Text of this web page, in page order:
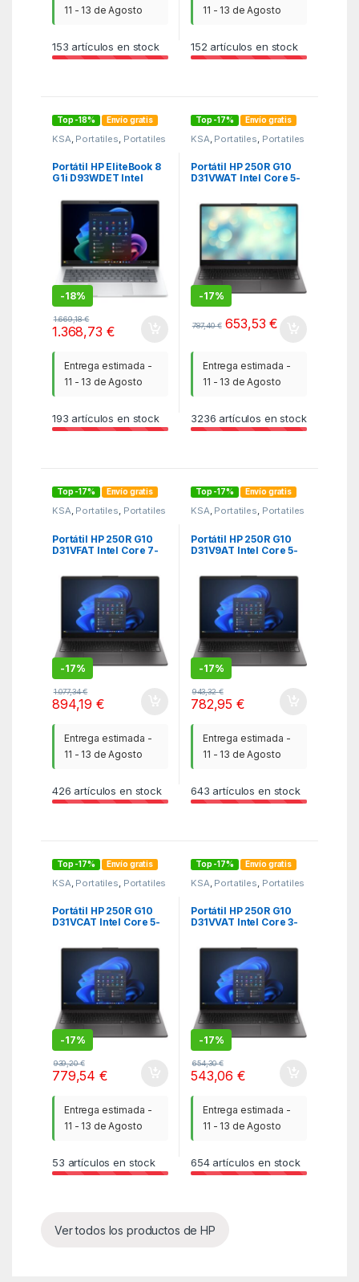
11 - 13 de Agosto
153 artículos en stock
11 - 13 de Agosto
152 artículos en stock
Top -18% Envío gratis
KSA, Portatiles, Portatiles
Portátil HP EliteBook 8
G1i D93WDET Intel
16GB/ 512GB SSD/ 14″/
Win11 Pro
-18%
1.669,18€
1.368,73 €
Entrega estimada -
11 - 13 de Agosto
193 artículos en stock
Top -17% Envío gratis
KSA, Portatiles, Portatiles
Portátil HP 250R G10
D31VWAT Intel Core 5-
SSD/ 15.6″/ Sin Sistema
Operativo
-17%
787,40€ 653,53€
Entrega estimada -
11 - 13 de Agosto
3236 artículos en stock
Top -17% Envío gratis
KSA, Portatiles, Portatiles
Portátil HP 250R G10
D31VFAT Intel Core 7-
-17%
1.077,34€
894,19€
Entrega estimada -
11 - 13 de Agosto
426 artículos en stock
Top -17% Envío gratis
KSA, Portatiles, Portatiles
Portátil HP 250R G10
D31V9AT Intel Core 5-
-17%
943,32€
782,95€
Entrega estimada -
11 - 13 de Agosto
643 artículos en stock
Top -17% Envío gratis
KSA Portatiles Portatiles
Portátil HP 250R G10
D31VCAT Intel Core 5-
15.6″/ Win11
-17%
939,20€
779,54€
Entrega estimada -
11 - 13 de Agosto
53 artículos en stock
Top -17% Envío gratis
KSA Portatiles Portatiles
Portátil HP 250R G10
D31VVAT Intel Core 3-
15.6″/ Win11
-17%
654,30€
543,06€
Entrega estimada -
11 - 13 de Agosto
654artículos en stock
Ver todos los productos de HP